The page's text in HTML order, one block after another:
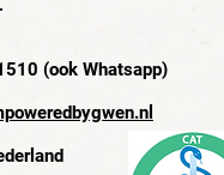
(ook Whatsapp)